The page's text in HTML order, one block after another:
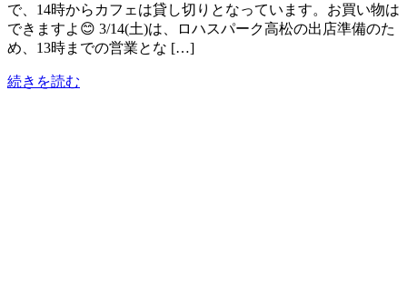
で、14時からカフェは貸し切りとなっています。お買い物は
できますよ😊 3/14(土)は、ロハスパーク高松の出店準備のた
め、13時までの営業とな […]
続きを読む